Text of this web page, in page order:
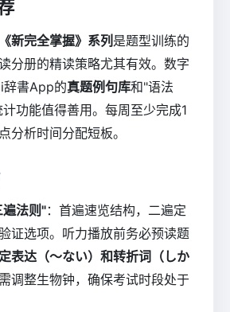
《新完全掌握》系列 是题型训练的
分册的精读策略尤其有效。数字
辞書App的真题例句库和"语法
功能值得善用。每周至少完成1
分析时间分配短板。
遍法则"：首遍速览结构，二遍定
证选项。听力播放前务必预读题
表达（～ない）和转折词（しか
调整生物钟，确保考试时段处于